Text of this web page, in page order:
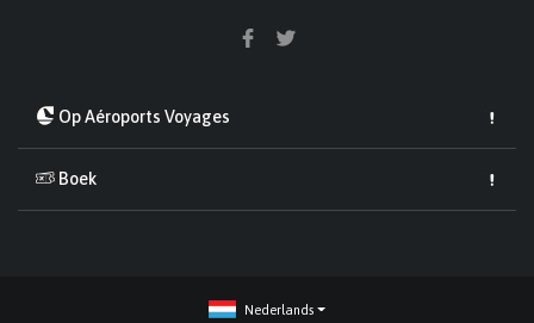
Op Aéroports Voyages
Boek
Nederlands